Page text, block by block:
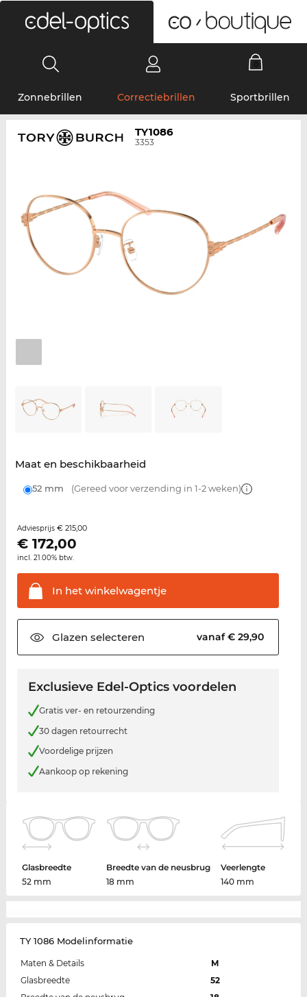
Zonnebrillen Correctiebrillen Sportbrillen
TY1086
3353
Maat en beschikbaarheid
52 mm (Gereed voor verzending in 1-2 weken)
Adviesprijs € 215,00
€ 172,00
incl. 21.00% btw.
In hetwinkelwagentje
Glazen selecteren vanaf € 29,90
Exclusieve Edel-Optics voordelen
Gratis ver- en retourzending
30 dagen retourrecht
Voordelige prijzen
Aankoop op rekening
Glasbreedte
52 mm
Breedte van de neusbrug
18 mm
Veerlengte
140 mm
TY 1086 Modelinformatie
Maten & Details
M
Glasbreedte
52